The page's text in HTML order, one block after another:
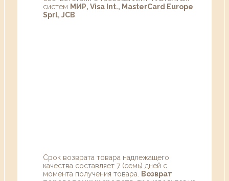
систем МИР, Visa Int., MasterCard Europe
Sprl, JCB
Срок возврата товара надлежащего
качества составляет 7 (семь) дней с
момента получения товара.
Возврат